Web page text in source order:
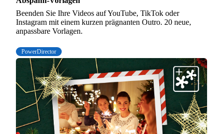
Beenden Sie Ihre Videos auf YouTube, TikTok oder
Instagram mit einem kurzen prägnanten Outro. 20 neue,
anpassbare Vorlagen.
PowerDirector